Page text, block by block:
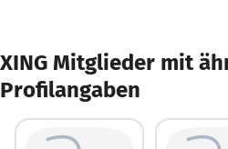
XING Mitglieder mit
Profilangaben